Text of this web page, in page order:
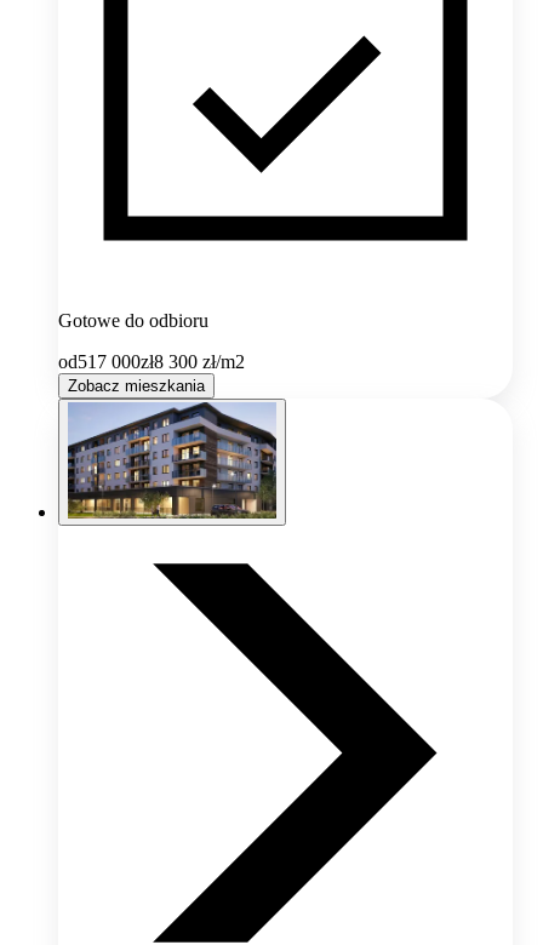
Gotowe do odbioru
od517 000zł8 300 zł/m2
Zobacz mieszkania